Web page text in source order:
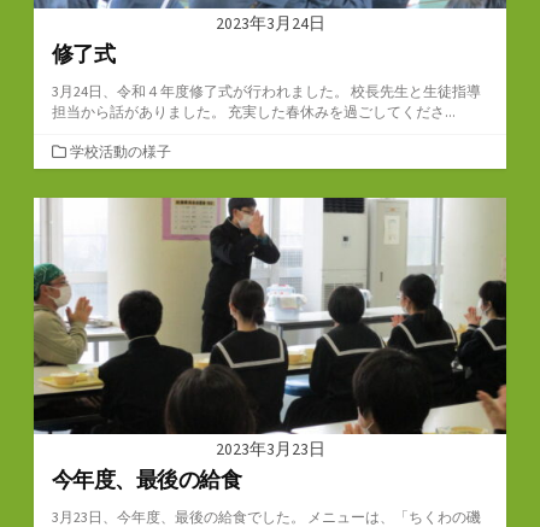
2023年3月24日
修了式
3月24日、令和４年度修了式が行われました。 校長先生と生徒指導
担当から話がありました。 充実した春休みを過ごしてくださ...
カ
テ
ゴ
学校活動の様子
2023年3月23日
今年度、最後の給食
3月23日、今年度、最後の給食でした。 メニューは、「ちくわの磯